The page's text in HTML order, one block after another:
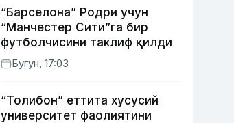
“Барселона” Родри учун
“Манчестер Сити”га бир
футболчисини таклиф қилди
Бугун, 17:03
“Толибон” еттита хусусий
университет фаолиятини